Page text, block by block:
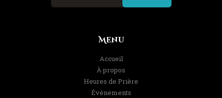
Menu
Accueil
À propos
Heures de Prière
Événements